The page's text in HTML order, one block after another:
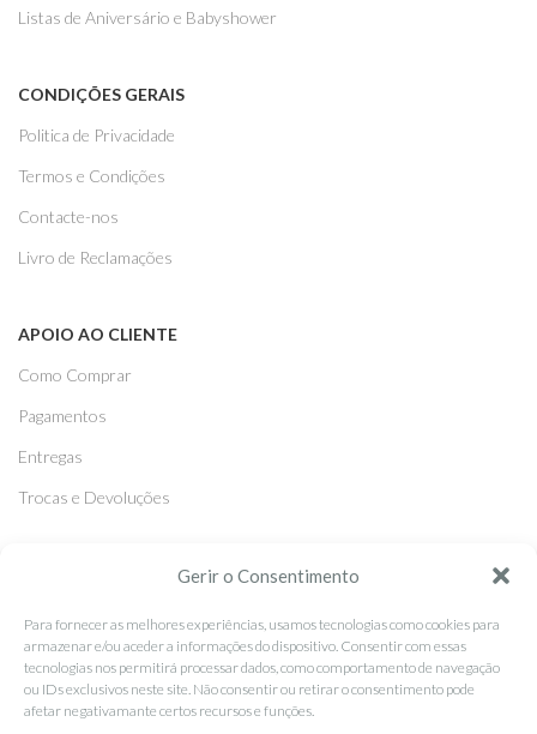
Gerir o Consentimento
Para fornecer as melhores experiências, usamos tecnologias como cookies para
armazenar e/ou aceder a informações do dispositivo. Consentir com essas
tecnologias nos permitirá processar dados, como comportamento de navegação
ou IDs exclusivos neste site. Não consentir ou retirar o consentimento pode
afetar negativamante certos recursos e funções.
Listas de Aniversário e Babyshower
CONDIÇÕES GERAIS
Politica de Privacidade
Termos e Condições
Contacte-nos
Livro de Reclamações
APOIO AO CLIENTE
Como Comprar
Pagamentos
Entregas
Trocas e Devoluções
Facebook
Instagram
Pinterest